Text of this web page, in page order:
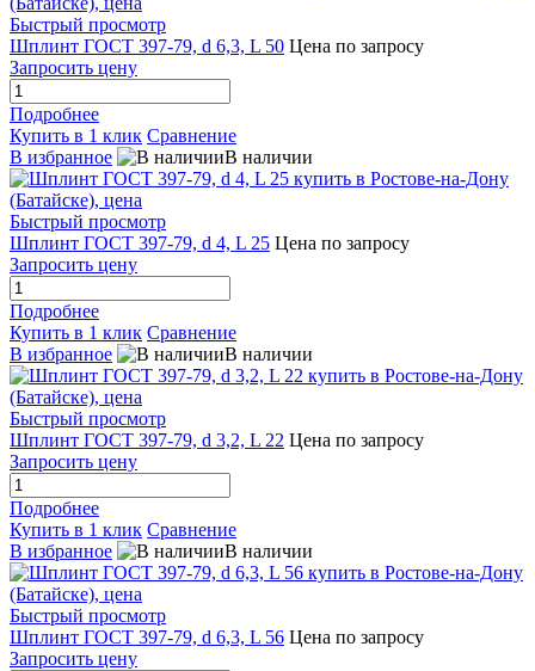
Быстрый просмотр
Шплинт ГОСТ 397-79, d 6,3, L 50 Цена по запросу
Запросить цену
Подробнее
Купить в 1 клик Сравнение
В избранное
В наличии
Быстрый просмотр
Шплинт ГОСТ 397-79, d 4, L 25 Цена по запросу
Запросить цену
Подробнее
Купить в 1 клик Сравнение
В избранное
В наличии
Быстрый просмотр
Шплинт ГОСТ 397-79, d 3,2, L 22 Цена по запросу
Запросить цену
Подробнее
Купить в 1 клик Сравнение
В избранное
В наличии
Быстрый просмотр
Шплинт ГОСТ 397-79, d 6,3, L 56 Цена по запросу
Запросить цену